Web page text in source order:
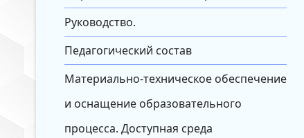
Руководство.
Педагогический состав
Материально-техническое обеспечение
и оснащение образовательного
процесса. Доступная среда